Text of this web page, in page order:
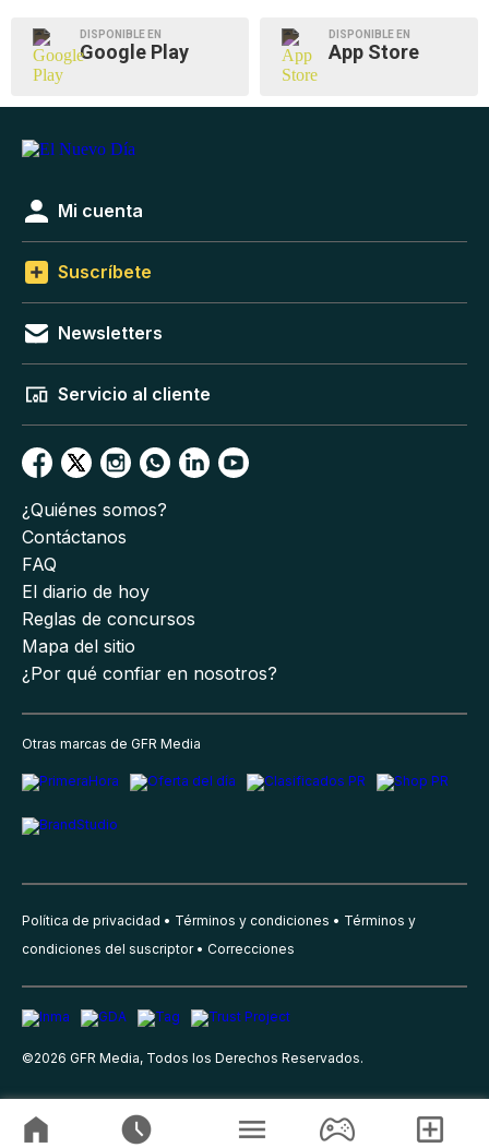
DISPONIBLE EN
Google Play
DISPONIBLE EN
App Store
Mi cuenta
Suscríbete
Newsletters
Servicio al cliente
¿Quiénes somos?
Contáctanos
FAQ
El diario de hoy
Reglas de concursos
Mapa del sitio
¿Por qué confiar en nosotros?
Otras marcas de GFR Media
Política de privacidad Términos y condiciones
Términos y
condiciones del suscriptor
Correcciones
©2026 GFR Media, Todos los Derechos Reservados.